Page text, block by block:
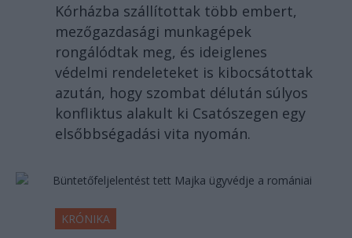
Kórházba szállítottak több embert,
mezőgazdasági munkagépek
rongálódtak meg, és ideiglenes
védelmi rendeleteket is kibocsátottak
azután, hogy szombat délután súlyos
konfliktus alakult ki Csatószegen egy
elsőbbségadási vita nyomán.
KRÓNIKA